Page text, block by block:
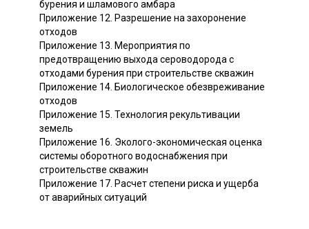
бурения и шламового амбара
Приложение 12. Разрешение на захоронение
отходов
Приложение 13. Мероприятия по
предотвращению выхода сероводорода с
отходами бурения при строительстве скважин
Приложение 14. Биологическое обезвреживание
отходов
Приложение 15. Технология рекультивации
земель
Приложение 16. Эколого-экономическая оценка
системы оборотного водоснабжения при
строительстве скважин
Приложение 17. Расчет степени риска и ущерба
от аварийных ситуаций